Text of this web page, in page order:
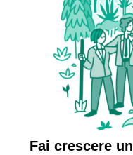
Fai crescere